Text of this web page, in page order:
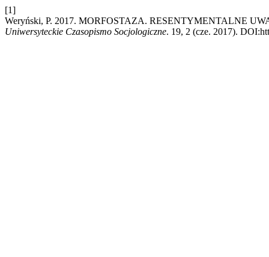
[1]
Weryński, P. 2017. MORFOSTAZA. RESENTYMENTALNE
Uniwersyteckie Czasopismo Socjologiczne. 19, 2 (cze. 2017).